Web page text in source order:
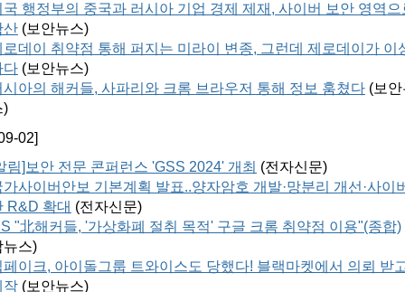
국 행정부의 중국과 러시아 기업 경제 제재, 사이버 보안 영역으
산 (보안뉴스)
로데이 취약점 통해 퍼지는 미라이 변종, 그런데 제로데이가 이
다 (보안뉴스)
시아의 해커들, 사파리와 크롬 브라우저 통해 정보 훔쳤다 (보
)
02]
림]보안 전문 콘퍼런스 'GSS 2024' 개최 (전자신문)
가사이버안보 기본계획 발표..양자암호 개발·망분리 개선·사이
R&D 확대 (전자신문)
"北해커들, '가상화폐 절취 목적' 구글 크롬 취약점 이용"(종합)
뉴스)
페이크, 아이돌그룹 트와이스도 당했다! 블랙마켓에서 의뢰 받
작 (보안뉴스)